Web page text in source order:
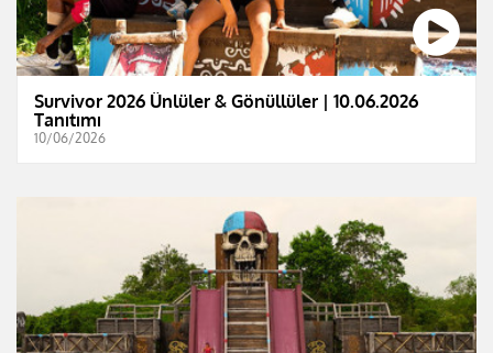
Survivor 2026 Ünlüler & Gönüllüler | 10.06.2026
Tanıtımı
10/06/2026